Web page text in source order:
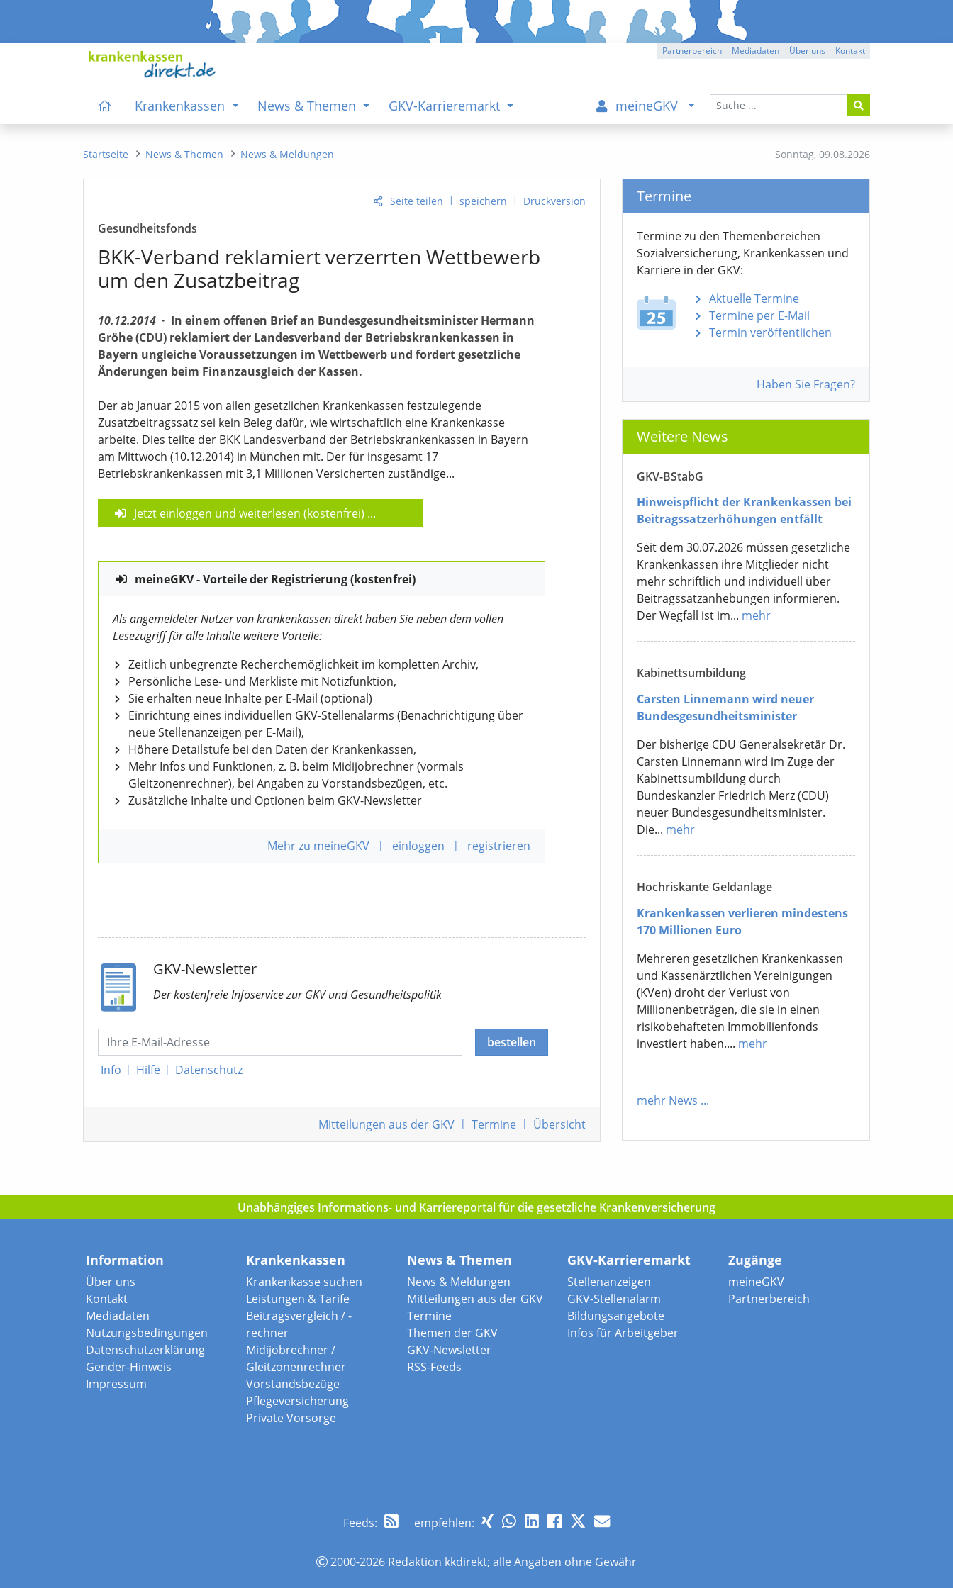
Partnerbereich Mediadaten Über uns Kontakt
Krankenkassen News & Themen GKV-Karrieremarkt meineGKV
Sonntag, 09.08.2026
Startseite News & Themen News & Meldungen
Seite teilen | speichern | Druckversion
Gesundheitsfonds
BKK-Verband reklamiert verzerrten Wettbewerb
um den Zusatzbeitrag
10.12.2014 · In einem offenen Brief an Bundesgesundheitsminister Hermann
Gröhe (CDU) reklamiert der Landesverband der Betriebskrankenkassen in
Bayern ungleiche Voraussetzungen im Wettbewerb und fordert gesetzliche
Änderungen beim Finanzausgleich der Kassen.
Der ab Januar 2015 von allen gesetzlichen Krankenkassen festzulegende
Zusatzbeitragssatz sei kein Beleg dafür, wie wirtschaftlich eine Krankenkasse
arbeite. Dies teilte der BKK Landesverband der Betriebskrankenkassen in Bayern
am Mittwoch (10.12.2014) in München mit. Der für insgesamt 17
Betriebskrankenkassen mit 3,1 Millionen Versicherten zuständige...
Jetzt einloggen und weiterlesen (kostenfrei) ...
meineGKV - Vorteile der Registrierung (kostenfrei)
Als angemeldeter Nutzer von krankenkassen direkt haben Sie neben dem vollen
Lesezugriff für alle Inhalte weitere Vorteile:
Zeitlich unbegrenzte Recherchemöglichkeit im kompletten Archiv,
Persönliche Lese- und Merkliste mit Notizfunktion,
Sie erhalten neue Inhalte per E-Mail (optional)
Einrichtung eines individuellen GKV-Stellenalarms (Benachrichtigung über
neue Stellenanzeigen per E-Mail),
Höhere Detailstufe bei den Daten der Krankenkassen,
Mehr Infos und Funktionen, z. B. beim Midijobrechner (vormals
Gleitzonenrechner), bei Angaben zu Vorstandsbezügen, etc.
Zusätzliche Inhalte und Optionen beim GKV-Newsletter
Mehr zu meineGKV | einloggen | registrieren
GKV-Newsletter
Der kostenfreie Infoservicezur GKVund Gesundheitspolitik
Info | Hilfe | Datenschutz
bestellen
Mitteilungen aus der GKV | Termine | Übersicht
Termine
Termine zu den Themen­bereichen
Sozialver­sicherung, Krankenkassen und
Karriere in der GKV:
Aktuelle Termine
Termine per E-Mail
Termin veröffentlichen
Haben Sie Fragen?
Weitere News
GKV-BStabG
Hinweispflicht der Krankenkassen bei
Beitragssatzerhöhungen entfällt
Seit dem 30.07.2026 müssen gesetzliche
Krankenkassen ihre Mitglieder nicht
mehr schriftlich und individuell über
Beitragssatzanhebungen informieren.
Der Wegfall ist im... mehr
Kabinettsumbildung
Carsten Linnemann wird neuer
Bundesgesundheitsminister
Der bisherige CDU Generalsekretär Dr.
Carsten Linnemann wird im Zuge der
Kabinettsumbildung durch
Bundeskanzler Friedrich Merz (CDU)
neuer Bundesgesundheitsminister.
Die... mehr
Hochriskante Geldanlage
Krankenkassen verlieren mindestens
170 Millionen Euro
Mehreren gesetzlichen Krankenkassen
und Kassenärztlichen Vereinigungen
(KVen) droht der Verlust von
Millionenbeträgen, die sie in einen
risikobehafteten Immobilienfonds
investiert haben.... mehr
mehr News ...
Unabhängiges Informations- und Karriereportal für die gesetzliche Krankenversicherung
Information
Über uns
Kontakt
Mediadaten
Nutzungsbedingungen
Datenschutzerklärung
Gender-Hinweis
Impressum
Krankenkassen
Krankenkasse suchen
Leistungen & Tarife
Beitragsvergleich / -
rechner
Midijobrechner /
Gleitzonenrechner
Vorstandsbezüge
Pflegeversicherung
Private Vorsorge
News & Themen
News & Meldungen
Mitteilungen aus der GKV
Termine
Themen der GKV
GKV-Newsletter
RSS-Feeds
GKV-Karrieremarkt
Stellenanzeigen
GKV-Stellenalarm
Bildungsangebote
Infos für Arbeitgeber
Zugänge
meineGKV
Partnerbereich
Feeds: empfehlen:
2000-2026 Redaktion kkdirekt; alle Angaben ohne Gewähr